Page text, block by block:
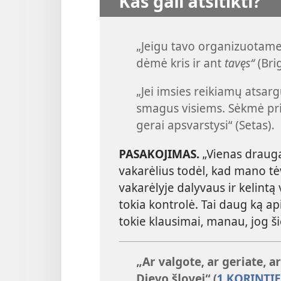
„Jeigu tavo
dėmė kris ir ant tavęs“
„Jei imsies reikiamų
smagus visiems. Sėkmė
gerai apsvarstysi“ (Setas).
PASAKOJIMAS. „Vienas
vakarėlius todėl, kad mano
vakarėlyje dalyvaus ir kelintą
tokia kontrolė. Tai daug ką
tokie klausimai, manau, jog
„Ar valgote, ar geriate,